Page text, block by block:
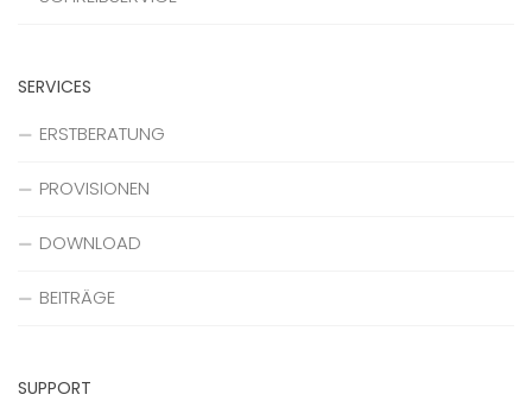
SERVICES
ERSTBERATUNG
PROVISIONEN
DOWNLOAD
BEITRÄGE
SUPPORT